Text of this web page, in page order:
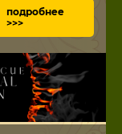
подробнее
>>>